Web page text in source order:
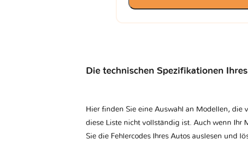
Die technischen Spezifikationen Ihres
Hier finden Sie eine Auswahl an Modellen, die
diese Liste nicht vollständig ist. Auch wenn Ihr
Sie die Fehlercodes Ihres Autos auslesen und